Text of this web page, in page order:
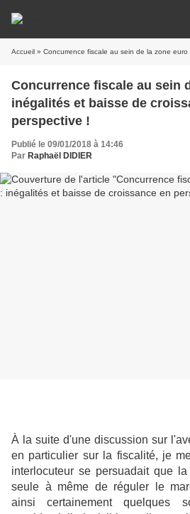
Accueil » Concurrence fiscale au sein de la zone euro :
Concurrence fiscale au sein
inégalités et baisse de
perspective !
Publié le 09/01/2018 à 14:46
Par Raphaël DIDIER
À la suite d'une discussion sur
en particulier sur la fiscalité, je
interlocuteur se persuadait que
seule à même de réguler le
ainsi certainement quelques